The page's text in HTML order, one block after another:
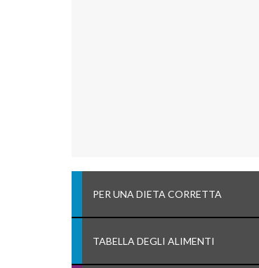
PER UNA DIETA CORRETTA
TABELLA DEGLI ALIMENTI